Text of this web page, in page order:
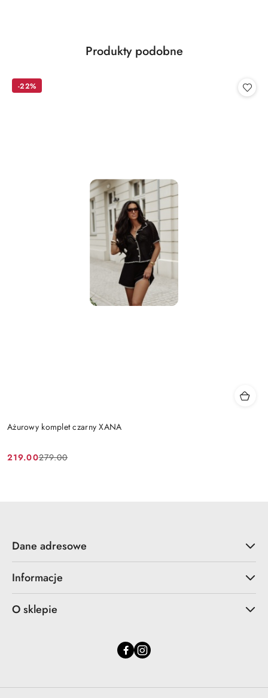
Pomiń karuzelę produktów
Produkty
Produkty podobne
Ażurowy komplet czarny XANA
Cena
219.00
Cena
279.00
-22%
Dane adresowe
Informacje
O sklepie